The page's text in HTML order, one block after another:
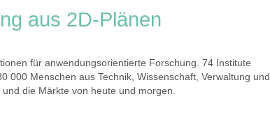
aus 2D-Plänen
für anwendungsorientierte Forschung. 74 Institute
000 Menschen aus Technik, Wissenschaft, Verwaltung und
die Märkte von heute und morgen.